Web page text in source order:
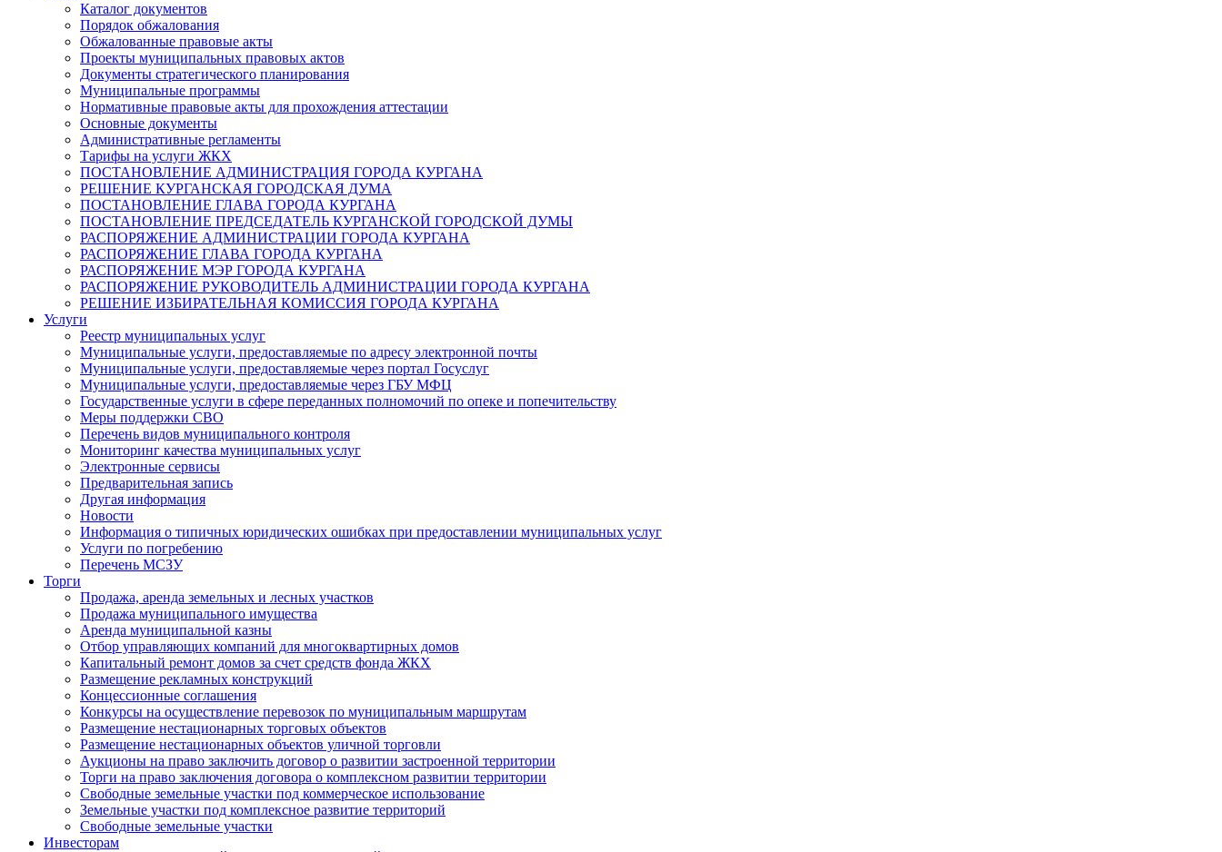
Каталог документов
Порядок обжалования
Обжалованные правовые акты
Проекты муниципальных правовых актов
Документы стратегического планирования
Муниципальные программы
Нормативные правовые акты для прохождения аттестации
Основные документы
Административные регламенты
Тарифы на услуги ЖКХ
ПОСТАНОВЛЕНИЕ АДМИНИСТРАЦИЯ ГОРОДА КУРГАНА
РЕШЕНИЕ КУРГАНСКАЯ ГОРОДСКАЯ ДУМА
ПОСТАНОВЛЕНИЕ ГЛАВА ГОРОДА КУРГАНА
ПОСТАНОВЛЕНИЕ ПРЕДСЕДАТЕЛЬ КУРГАНСКОЙ ГОРОДСКОЙ ДУМЫ
РАСПОРЯЖЕНИЕ АДМИНИСТРАЦИИ ГОРОДА КУРГАНА
РАСПОРЯЖЕНИЕ ГЛАВА ГОРОДА КУРГАНА
РАСПОРЯЖЕНИЕ МЭР ГОРОДА КУРГАНА
РАСПОРЯЖЕНИЕ РУКОВОДИТЕЛЬ АДМИНИСТРАЦИИ ГОРОДА КУРГАНА
РЕШЕНИЕ ИЗБИРАТЕЛЬНАЯ КОМИССИЯ ГОРОДА КУРГАНА
Услуги
Реестр муниципальных услуг
Муниципальные услуги, предоставляемые по адресу электронной почты
Муниципальные услуги, предоставляемые через портал Госуслуг
Муниципальные услуги, предоставляемые через ГБУ МФЦ
Государственные услуги в сфере переданных полномочий по опеке и попечительству
Меры поддержки СВО
Перечень видов муниципального контроля
Мониторинг качества муниципальных услуг
Электронные сервисы
Предварительная запись
Другая информация
Новости
Информация о типичных юридических ошибках при предоставлении муниципальных услуг
Услуги по погребению
Перечень МСЗУ
Торги
Продажа, аренда земельных и лесных участков
Продажа муниципального имущества
Аренда муниципальной казны
Отбор управляющих компаний для многоквартирных домов
Капитальный ремонт домов за счет средств фонда ЖКХ
Размещение рекламных конструкций
Концессионные соглашения
Конкурсы на осуществление перевозок по муниципальным маршрутам
Размещение нестационарных торговых объектов
Размещение нестационарных объектов уличной торговли
Аукционы на право заключить договор о развитии застроенной территории
Торги на право заключения договора о комплексном развитии территории
Свободные земельные участки под коммерческое использование
Земельные участки под комплексное развитие территорий
Свободные земельные участки
Инвесторам